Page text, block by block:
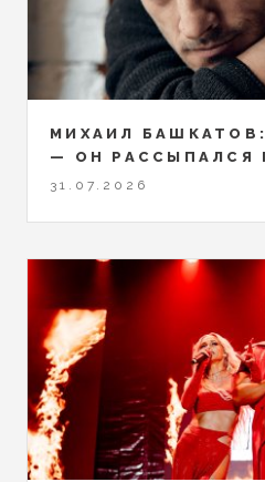
МИХАИЛ
— ОН РАССЫПАЛСЯ
31.07.2026